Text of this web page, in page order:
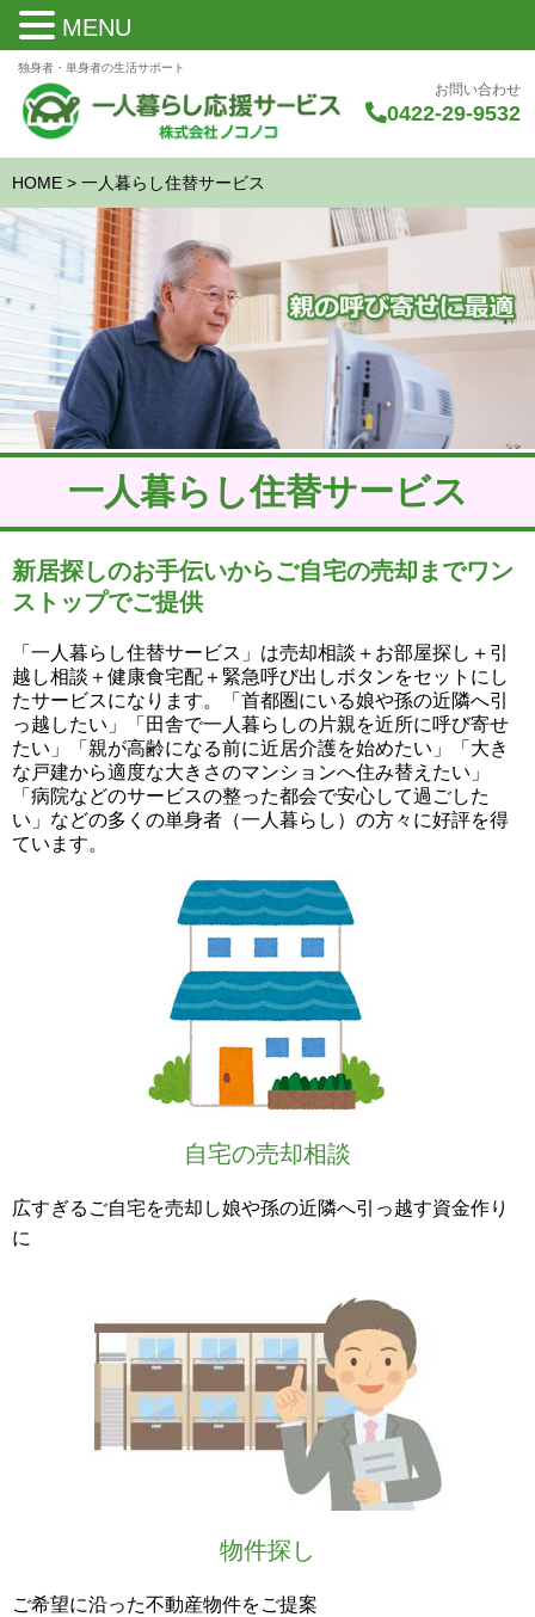
独身者・単身者の生活サポート
お問い合わせ
0422-29-9532
HOME > 一人暮らし住替サービス
一人暮らし住替サービス
新居探しのお手伝いからご自宅の売却までワン
ストップでご提供
「一人暮らし住替サービス」は売却相談＋お部屋探し＋引
越し相談＋健康食宅配＋緊急呼び出しボタンをセットにし
たサービスになります。「首都圏にいる娘や孫の近隣へ引
っ越したい」「田舎で一人暮らしの片親を近所に呼び寄せ
たい」「親が高齢になる前に近居介護を始めたい」「大き
な戸建から適度な大きさのマンションへ住み替えたい」
「病院などのサービスの整った都会で安心して過ごした
い」などの多くの単身者（一人暮らし）の方々に好評を得
ています。
自宅の売却相談
広すぎるご自宅を売却し娘や孫の近隣へ引っ越す資金作り
に
物件探し
ご希望に沿った不動産物件をご提案
MENU